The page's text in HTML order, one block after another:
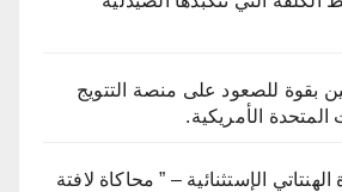
بقوة للصعود على منصة التتويج
المتحدة الأمريكية.
الإستثنائية – ” محاكاة لافتة